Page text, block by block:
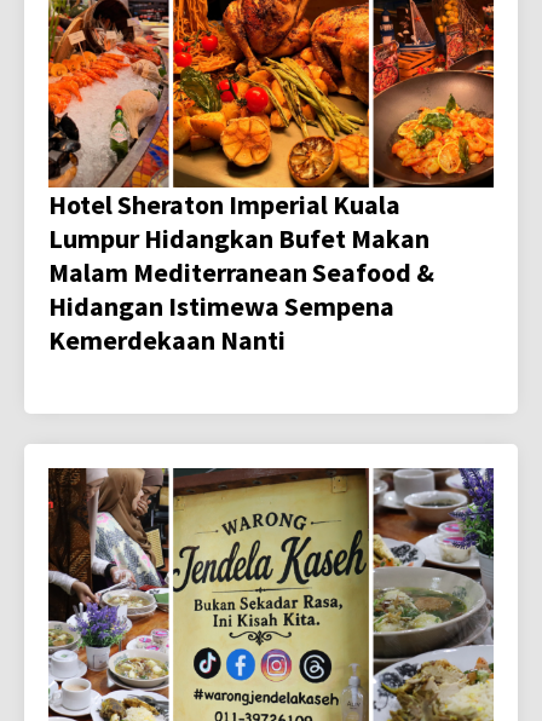
Hotel Sheraton Imperial Kuala
Lumpur Hidangkan Bufet Makan
Malam Mediterranean Seafood &
Hidangan Istimewa Sempena
Kemerdekaan Nanti